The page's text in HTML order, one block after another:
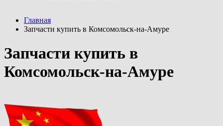
Главная
Запчасти купить в Комсомольск-на-Амуре
Запчасти купить в
Комсомольск-на-Амуре